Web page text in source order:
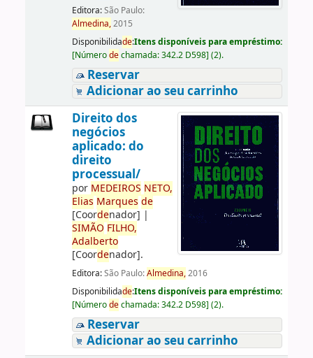
Editora:São Paulo:
Almedina,2015
Disponibilidade:Itens disponíveis para empréstimo:
[Númerodechamada:342.2 D598] (2).
Reservar
Adicionar ao seu carrinho
Direito dos
negócios
aplicado: do
direito
processual/
por MEDEIROS NETO,
Elias Marques de
[Coordenador] |
SIMÃO FILHO,
Adalberto
[Coordenador].
Editora:São Paulo:Almedina,2016
Disponibilidade:Itens disponíveis para empréstimo:
[Númerodechamada:342.2 D598] (2).
Reservar
Adicionar ao seu carrinho